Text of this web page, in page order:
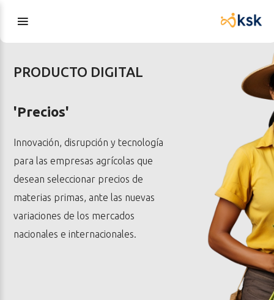
PRODUCTO DIGITAL
'Precios'
Innovación, disrupción y tecnología
para las empresas agrícolas que
desean seleccionar precios de
materias primas, ante las nuevas
variaciones de los mercados
nacionales e internacionales.